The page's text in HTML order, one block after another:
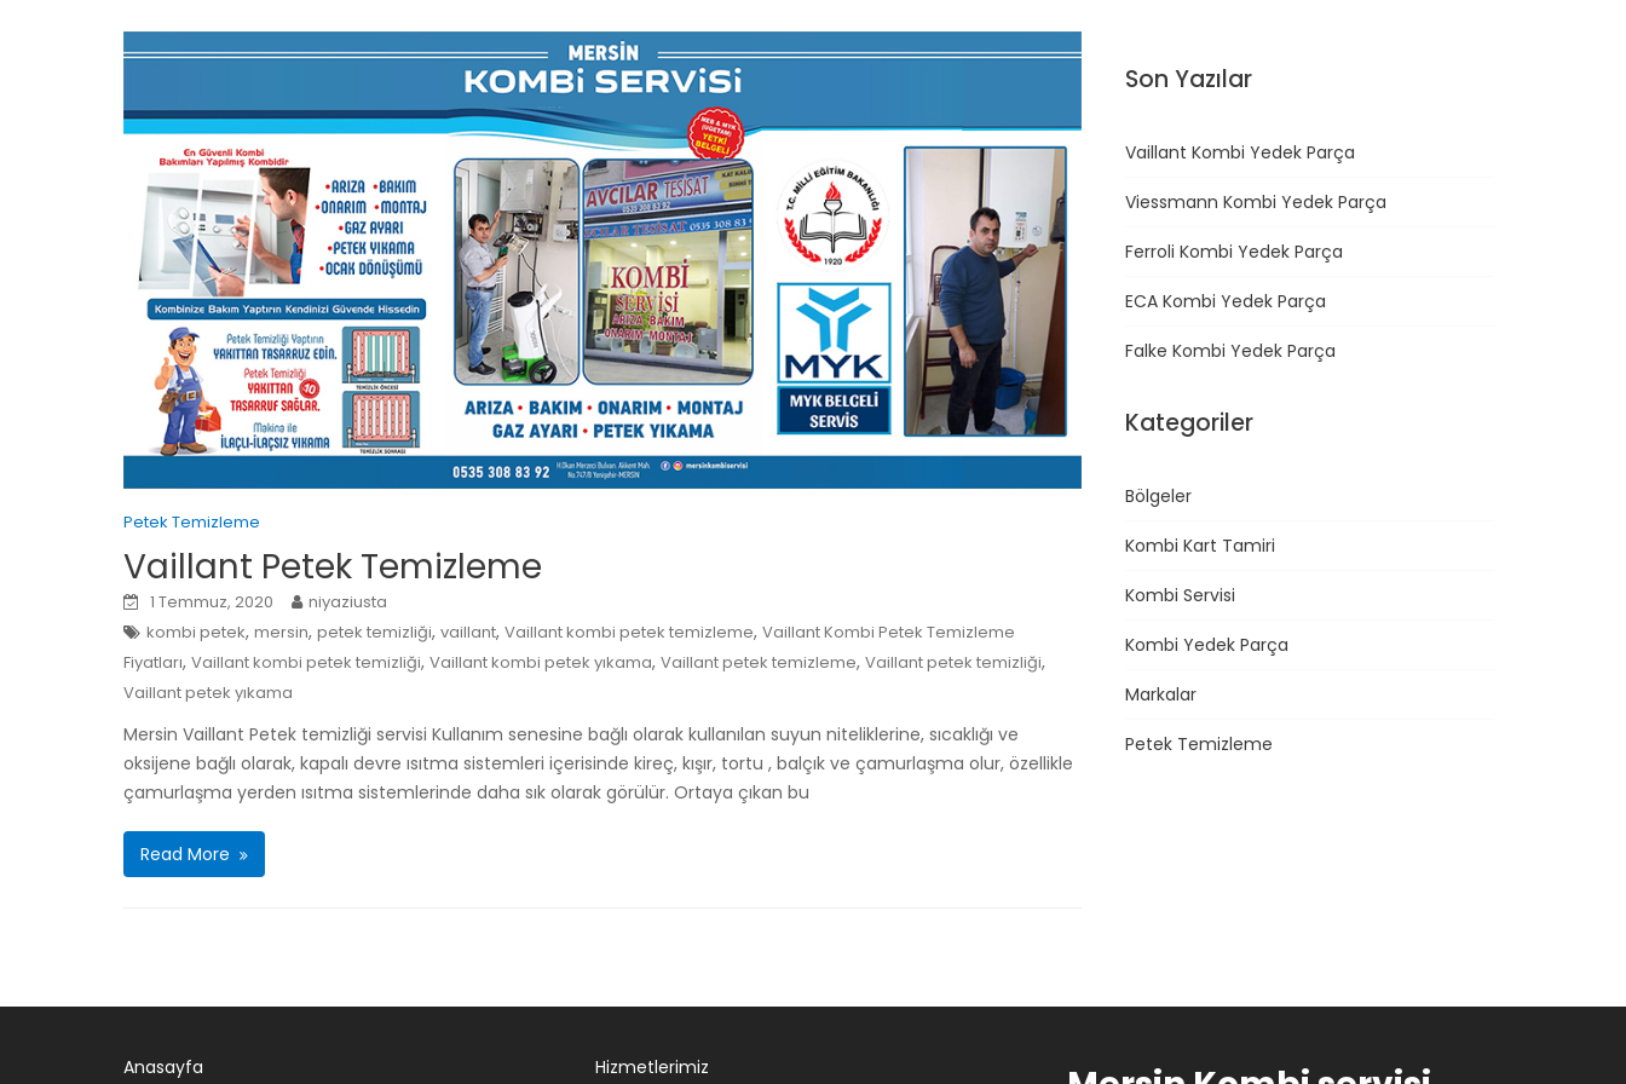
Petek Temizleme
Vaillant Petek Temizleme
1 Temmuz, 2020
niyaziusta
kombi petek, mersin, petek temizliği, vaillant, Vaillant kombi petek temizleme, Vaillant Kombi Petek Temizleme
Fiyatları, Vaillant kombi petek temizliği, Vaillant kombi petek yıkama, Vaillant petek temizleme, Vaillant petek temizliği,
Vaillant petek yıkama
Mersin Vaillant Petek temizliği servisi Kullanım senesine bağlı olarak kullanılan suyun niteliklerine, sıcaklığı ve
oksijene bağlı olarak, kapalı devre ısıtma sistemleri içerisinde kireç, kışır, tortu , balçık ve çamurlaşma olur, özellikle
çamurlaşma yerden ısıtma sistemlerinde daha sık olarak görülür. Ortaya çıkan bu
Read More
Son Yazılar
Vaillant Kombi Yedek Parça
Viessmann Kombi Yedek Parça
Ferroli Kombi Yedek Parça
ECA Kombi Yedek Parça
Falke Kombi Yedek Parça
Kategoriler
Bölgeler
Kombi Kart Tamiri
Kombi Servisi
Kombi Yedek Parça
Markalar
Petek Temizleme
Anasayfa Hizmetlerimiz